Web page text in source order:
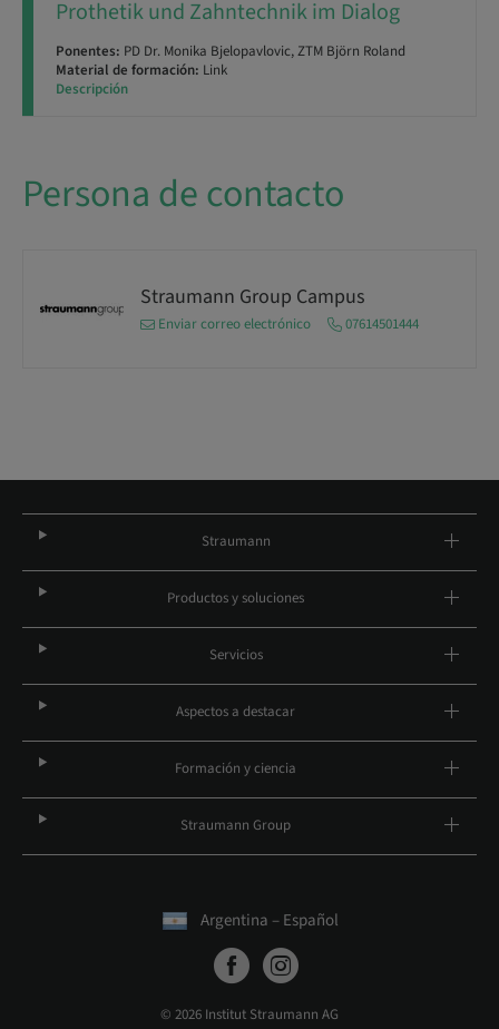
Prothetik und Zahntechnik im Dialog
Ponentes: PD Dr. Monika Bjelopavlovic, ZTM Björn Roland
Material de formación: Link
Descripción
Persona de contacto
Straumann Group Campus
Enviar correo electrónico 07614501444
Straumann
Productos y soluciones
Servicios
Aspectos a destacar
Formación y ciencia
Straumann Group
Argentina – Español
© 2026 Institut Straumann AG